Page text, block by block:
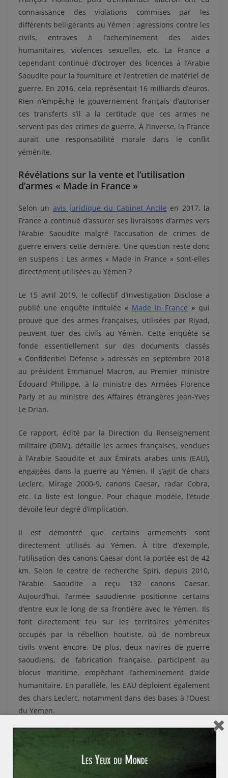
connaissance des violations commises par les
différents belligérants au Yémen : agressions contre les
civils, entraves à l’acheminement des aides
humanitaires, violences sexuelles, etc. La France a
cependant continué d’octroyer des licences à l’Arabie
Saoudite pour la fourniture et l’entretien de matériel de
guerre. En 2016, cela représentait 16 milliards d’euros.
Rien n’empêche le gouvernement français d’autoriser
ces transferts s’il a la certitude que ces armes ne
servent pas des crimes de guerre. À l’inverse, la France
aurait une responsabilité morale dans le conflit
yéménite.
Révélations sur la vente et l’utilisation
d’armes « Made in France »
Selon un avis juridique du Cabinet Ancile en 2017, la
France a continué d’assurer ses livraisons d’armes vers
l’Arabie Saoudite malgré l’accusation de crimes de
guerre envers cette dernière. Une question reste donc
en suspens : Les armes « Made in France » sont-elles
directement utilisées au Yémen ?
Le 15 avril 2019, le collectif d’investigation Disclose a
publié une enquête intitulée « Made in France » qui
prouve que des armes françaises, utilisées par Riyad,
peuvent tuer des civils au Yémen. Cette enquête se
fonde essentiellement sur des documents classés
« Confidentiel Défense » adressés en septembre 2018
au président Emmanuel Macron, au Premier ministre
Édouard Philippe, à la ministre des Armées Florence
Parly et au ministre des Affaires étrangères Jean-Yves
Le Drian.
Ce rapport, édité par la Direction du Renseignement
militaire (DRM), détaille les armes françaises, vendues
à l’Arabie Saoudite et aux Émirats arabes unis (EAU),
engagées dans la guerre au Yémen. Il s’agit de chars
Leclerc, Mirage 2000-9, canons Caesar, radar Cobra,
etc. La liste est longue. Pour chaque modèle, l’étude
dévoile leur degré d’implication.
Il est démontré que certains armements sont
directement utilisés au Yémen. À titre d’exemple,
l’utilisation des canons Caesar dont la portée est de 42
km. Selon le centre de recherche Spiri, depuis 2010,
l’Arabie Saoudite a reçu 132 canons Caesar.
Aujourd’hui, l’armée saoudienne positionne certains
d’entre eux le long de sa frontière avec le Yémen. Ils
font directement feu sur les territoires yéménites
occupés par la rébellion houtiste, où de nombreux
civils vivent encore. De plus, deux navires de guerre
saoudiens, de fabrication française, participent au
blocus maritime, empêchant l’acheminement d’aide
humanitaire. En parallèle, les EAU déploient également
des chars Leclerc, notamment dans des bases à l’Ouest
du Yemen.
Le gouvernement conteste ces accusations
Les images satellites et des vidéos permettent de
vérifier les accusations, portées par de nombreuses